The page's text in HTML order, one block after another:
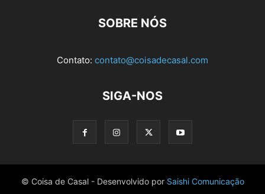
SOBRE NÓS
Contato: contato@coisadecasal.com
SIGA-NOS
© Coisa de Casal - Desenvolvido por Saishi Comunicação